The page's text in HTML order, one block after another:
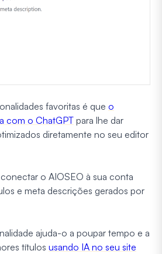
favoritas é que o
com o ChatGPT para lhe dar
diretamente no seu editor
o AIOSEO à sua conta
e meta descrições gerados por
ajuda-o a poupar tempo e a
títulos usando IA no seu site